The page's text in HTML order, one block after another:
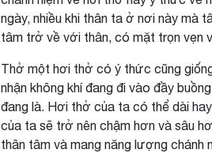
ngày, nhiều khi thân ta ở nơi này mà
tâm trở về với thân, có mặt trọn vẹn
Thở một hơi thở có ý thức cũng
nhận không khí đang đi vào đầy
đang là. Hơi thở của ta có thể dài
của ta sẽ trở nên chậm hơn và sâu
thân tâm và mang năng lượng chánh